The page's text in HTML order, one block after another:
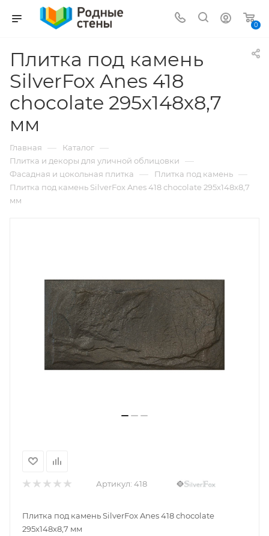
0
Плитка под камень
SilverFox Anes 418
chocolate 295х148х8,7
мм
Главная — Каталог —
Плитка и декоры для уличной облицовки —
Фасадная и цокольная плитка — Плитка под камень —
Плитка под камень SilverFox Anes 418 chocolate 295х148х8,7
мм
Артикул: 418
Плитка под камень SilverFox Anes 418 chocolate
295х148х8,7 мм